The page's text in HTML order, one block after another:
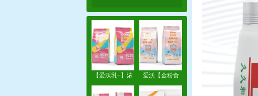
【爱沃乳+】浓
缩教槽料
爱沃【金粉食
佳】纯粉教槽